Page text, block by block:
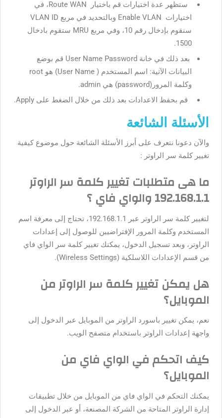
ستظهر عدة اختيارات قم باختيار Route WAN، في
اختيارات Enable VLAN وبالتحديد في مربع VLAN ID
سنقوم بإدخال رقم 10، وفي مربع MRU ستقوم بادخال
1500.
بعد ذلك في خانة User Name Password قم بوضع
البيانات الآتية: اسم المستخدم ( User Name) هو root
وكلمة المرور(password) هي admin.
قم بحفظ الاعدادات بعد ذلك من خلال الضغط على Apply.
الأسئلة الشائعة
والآن دعونا نتعرف على أبرز الأسئلة الشائعة حول موضوع كيفية
تغيير كلمة سر الراوتر :
ما هى متطلبات تغيير كلمة سر الراوتر
192.168.1.1 والواي فاي ؟
لتغيير كلمة سر الراوتر عبر 192.168.1.1، تحتاج إلى معرفة اسم
المستخدم وكلمة المرور الإفتراضيين للوصول إلى إعدادات
الراوتر، وبعد تسجيل الدخول، يمكنك تغيير كلمة سر الواي فاي
من قسم الإعدادات اللاسلكية (Wireless Settings).
هل يمكن تغيير كلمة سر الراوتر من
الموبايل؟
نعم، يمكن تغيير باسورد الراوتر من الموبايل عبر الدخول إلى
واجهة إعدادات الراوتر باستخدام متصفح الويب.
كيف اتحكم في الواي فاي من
الموبايل؟
يمكنك التحكم في الواي فاي من الموبايل من خلال تطبيقات
إدارة الراوتر المتاحة من الشركة المصنعة، أو عبر الدخول إلى